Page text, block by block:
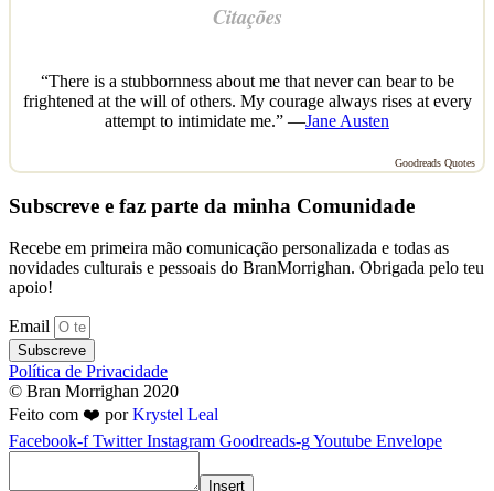
Citações
“There is a stubbornness about me that never can bear to be
frightened at the will of others. My courage always rises at every
attempt to intimidate me.” —Jane Austen
Goodreads Quotes
Subscreve e faz parte da minha Comunidade
Recebe em primeira mão comunicação personalizada e todas as
novidades culturais e pessoais do BranMorrighan. Obrigada pelo teu
apoio!
Email
Subscreve
Política de Privacidade
© Bran Morrighan 2020
Feito com ❤️ porKrystel Leal
Facebook-f Twitter Instagram Goodreads-gYoutube Envelope
Insert